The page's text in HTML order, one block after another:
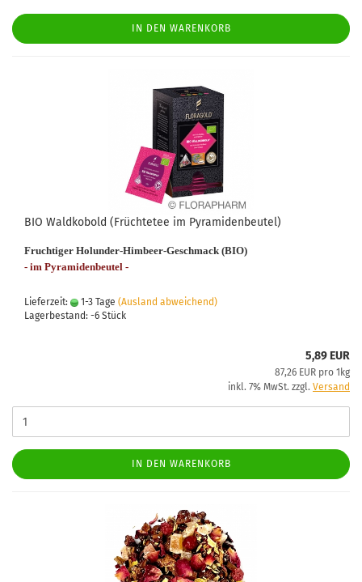
IN DEN WARENKORB
BIO Waldkobold (Früchtetee im Pyramidenbeutel)
Fruchtiger Holunder-Himbeer-Geschmack (BIO)
- im Pyramidenbeutel -
Lieferzeit: 1-3 Tage (Ausland abweichend)
Lagerbestand: -6 Stück
5,89 EUR
87,26 EUR pro 1kg
inkl. 7% MwSt. zzgl. Versand
IN DEN WARENKORB